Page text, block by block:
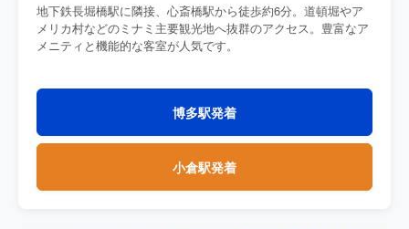
地下鉄長堀橋駅に隣接、心斎橋駅から徒歩約6分。道頓堀やア
メリカ村などのミナミ主要観光地へ抜群のアクセス。豊富なア
メニティと機能的な客室が人気です。
博多駅発着
小倉駅発着